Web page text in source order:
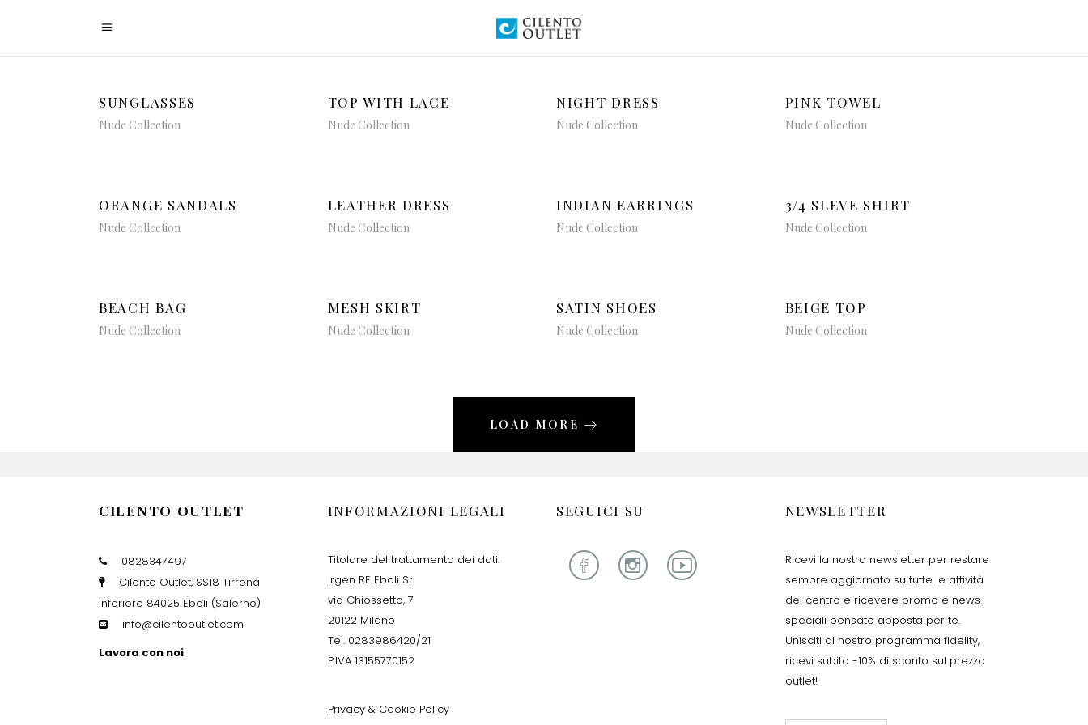
SUNGLASSES
Nude Collection
TOP WITH LACE
Nude Collection
NIGHT DRESS
Nude Collection
PINK TOWEL
Nude Collection
ORANGE SANDALS
Nude Collection
LEATHER DRESS
Nude Collection
INDIAN EARRINGS
Nude Collection
3/4 SLEVE SHIRT
Nude Collection
BEACH BAG
Nude Collection
MESH SKIRT
Nude Collection
SATIN SHOES
Nude Collection
BEIGE TOP
Nude Collection
LOAD MORE
CILENTO OUTLET
0828347497
Cilento Outlet, SS18 Tirrena
Inferiore 84025 Eboli (Salerno)
info@cilentooutlet.com
Lavora con noi
INFORMAZIONI LEGALI
Titolare del trattamento dei dati:
Irgen RE Eboli Srl
via Chiossetto, 7
20122 Milano
Tel. 0283986420/21
P.IVA 13155770152
Privacy & Cookie Policy
SEGUICI SU NEWSLETTER
Ricevi la nostra newsletter per restare
sempre aggiornato su tutte le attività
del centro e ricevere promo e news
speciali pensate apposta per te.
Unisciti al nostro programma fidelity,
ricevi subito -10% di sconto sul prezzo
outlet!